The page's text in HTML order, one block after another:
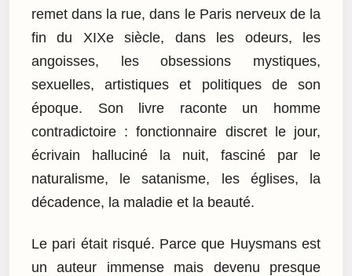
remet dans la rue, dans le Paris nerveux de la
fin du XIXe siècle, dans les odeurs, les
angoisses, les obsessions mystiques,
sexuelles, artistiques et politiques de son
époque. Son livre raconte un homme
contradictoire : fonctionnaire discret le jour,
écrivain halluciné la nuit, fasciné par le
naturalisme, le satanisme, les églises, la
décadence, la maladie et la beauté.
Le pari était risqué. Parce que Huysmans est
un auteur immense mais devenu presque